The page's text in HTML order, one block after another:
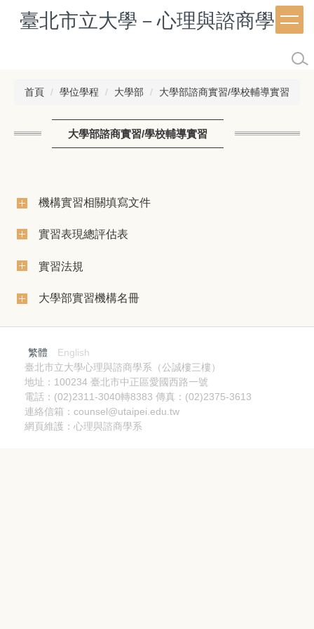
臺北市立大學－心理與諮商學系
首頁 學位學程 大學部 大學部諮商實習/學校輔導實習
大學部諮商實習/學校輔導實習
機構實習相關填寫文件
實習表現總評估表
實習法規
大學部實習機構名冊
繁體
English
臺北市立大學心理與諮商學系（公誠樓三樓）
地址：100234 臺北市中正區愛國西路一號
電話：(02)2311-3040轉8383 傳真：(02)2375-3613
連絡信箱：counsel@utaipei.edu.tw
網頁維護：心理與諮商學系